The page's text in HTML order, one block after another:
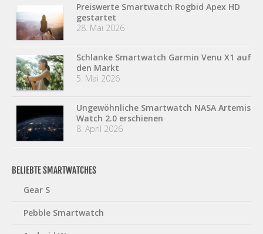
Preiswerte Smartwatch Rogbid Apex HD
gestartet
28. Mai 2026
Schlanke Smartwatch Garmin Venu X1 auf
den Markt
5. Mai 2026
Ungewöhnliche Smartwatch NASA Artemis
Watch 2.0 erschienen
8. April 2026
BELIEBTE SMARTWATCHES
Gear S
Pebble Smartwatch